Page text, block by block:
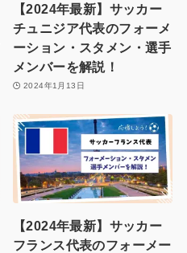
【2024年最新】サッカー
チュニジア代表のフォーメ
ーション・スタメン・選手
メンバーを解説！
2024年1月13日
【2024年最新】サッカー
フランス代表のフォーメー